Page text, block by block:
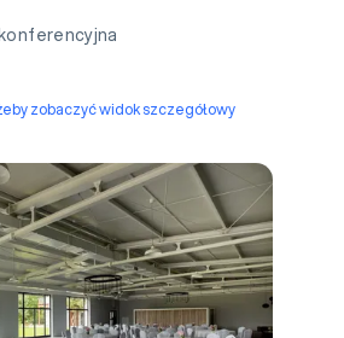
zobaczyć widok szczegółowy